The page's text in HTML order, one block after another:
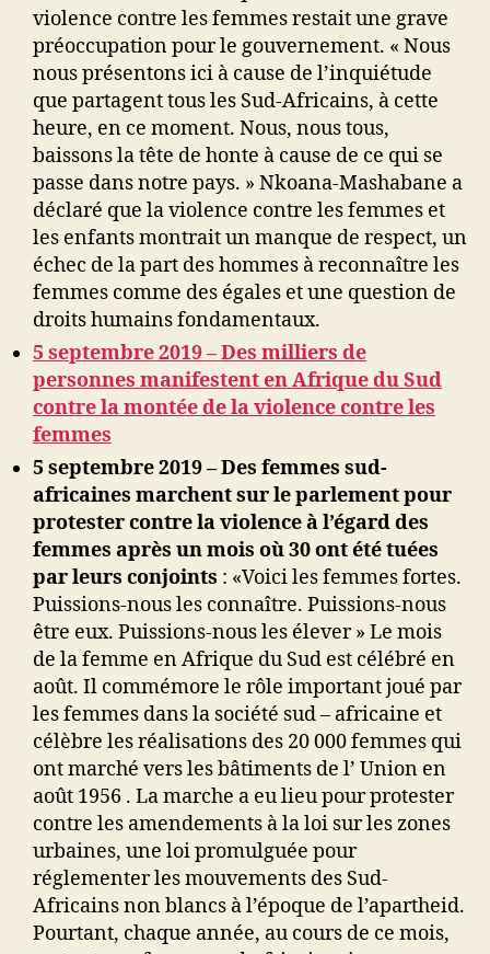
violence contre les femmes restait une grave
préoccupation pour le gouvernement. « Nous
nous présentons ici à cause de l’inquiétude
que partagent tous les Sud-Africains, à cette
heure, en ce moment. Nous, nous tous,
baissons la tête de honte à cause de ce qui se
passe dans notre pays. » Nkoana-Mashabane a
déclaré que la violence contre les femmes et
les enfants montrait un manque de respect, un
échec de la part des hommes à reconnaître les
femmes comme des égales et une question de
droits humains fondamentaux.
5 septembre 2019 – Des milliers de
personnes manifestent en Afrique du Sud
contre la montée de la violence contre les
femmes
5 septembre 2019 –Des femmes sud-
africaines marchent sur le parlement pour
protester contre la violence à l’égard des
femmes après un mois où 30 ont été tuées
par leurs conjoints : «Voici les femmes fortes.
Puissions-nous les connaître. Puissions-nous
être eux. Puissions-nous les élever » Le mois
de la femme en Afrique du Sud est célébré en
août. Il commémore le rôle important joué par
les femmes dans la société sud – africaine et
célèbre les réalisations des 20 000 femmes qui
ont marché vers les bâtiments de l’ Union en
août 1956 . La marche a eu lieu pour protester
contre les amendements à la loi sur les zones
urbaines, une loi promulguée pour
réglementer les mouvements des Sud-
Africains non blancs à l’époque de l’apartheid.
Pourtant, chaque année, au cours de ce mois,